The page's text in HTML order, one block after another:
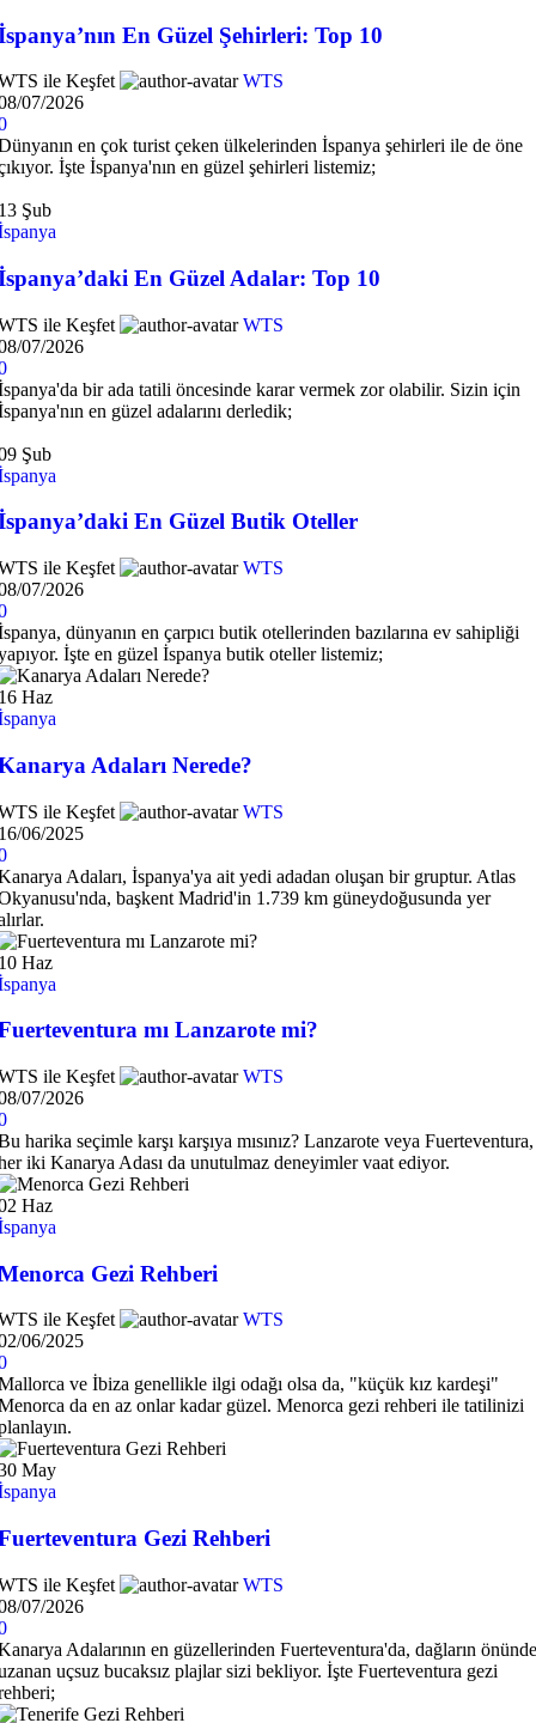
En Güzel Şehirleri: Top 10
ile Keşfet
WTS
07/2026
en çok turist çeken ülkelerinden İspanya şehirleri ile de öne
İşte İspanya'nın en güzel şehirleri listemiz;
Şub
En Güzel Adalar: Top 10
ile Keşfet
WTS
07/2026
bir ada tatili öncesinde karar vermek zor olabilir. Sizin için
en güzel adalarını derledik;
Şub
En Güzel Butik Oteller
ile Keşfet
WTS
07/2026
dünyanın en çarpıcı butik otellerinden bazılarına ev sahipliği
İşte en güzel İspanya butik oteller listemiz;
Haz
Adaları Nerede?
ile Keşfet
WTS
06/2025
Adaları, İspanya'ya ait yedi adadan oluşan bir gruptur. Atlas
başkent Madrid'in 1.739 km güneydoğusunda yer
Haz
mı Lanzarote mi?
ile Keşfet
WTS
07/2026
harika seçimle karşı karşıya mısınız? Lanzarote veya Fuerteventura,
iki Kanarya Adası da unutulmaz deneyimler vaat ediyor.
Haz
Gezi Rehberi
ile Keşfet
WTS
06/2025
ve İbiza genellikle ilgi odağı olsa da, "küçük kız kardeşi"
da en az onlar kadar güzel. Menorca gezi rehberi ile tatilinizi
May
Gezi Rehberi
ile Keşfet
WTS
07/2026
Adalarının en güzellerinden Fuerteventura'da, dağların önünde
uçsuz bucaksız plajlar sizi bekliyor. İşte Fuerteventura gezi